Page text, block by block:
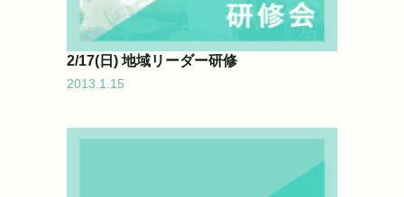
2/17(日) 地域リーダー研修
2013.1.15